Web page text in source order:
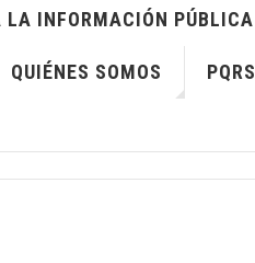
LA INFORMACIÓN PÚBLICA
QUIÉNES SOMOS PQRS